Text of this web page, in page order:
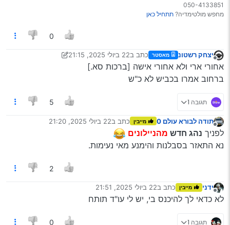
סטיקר 2
“שוטר פיקח אני פורק לך את הצורה אם אתה נותן לי דו"ח”
סטיקר 3
קרדיט:@יצחק-רשטונ
כ"ש
050-4133851
מחפש מולטימדיה? תתחיל כאן
0
יצחק רשטונ מאסטר כתב ב22 ביולי 2025, 21:15
נערך לאחרונה על ידי יצחק רשטונ
אחורי ארי ולא אחורי אישה [ברכות סא.]
ברחוב אמרו בכביש לא כ"ש
תגובה 1 5
מנותק
תודה לבורא עולם 0 מייבין כתב ב22 ביולי 2025, 21:20
נערך לאחרונה על ידי
לפניך נהג חדש מהניילונים
נא התאזר בסבלנות והימנע מאי נעימות.
2
ידני מייבין כתב ב22 ביולי 2025, 21:51
נערך לאחרונה על ידי
לא כדאי לך להיכנס בי, יש לי עו"ד תותח
תגובה 1 0